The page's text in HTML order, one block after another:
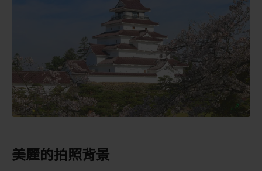
美麗的拍照背景